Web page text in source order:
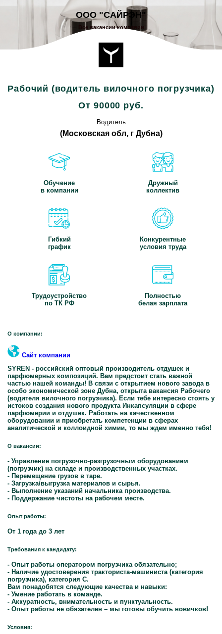
ООО "САЙРЭН"
Все вакансии компании
Рабочий (водитель вилочного погрузчика)
От 90000 руб.
Водитель
(Московская обл, г Дубна)
Обучение
в компании
Дружный
коллектив
Гибкий
график
Конкурентные
условия труда
Трудоустройство
по ТК РФ
Полностью
белая зарплата
О компании:
Сайт компании
SYREN - российский оптовый производитель отдушек и
парфюмерных композиций. Вам предстоит стать важной
частью нашей команды! В связи с открытием нового завода в
особо экономической зоне Дубна, открыта вакансия Рабочего
(водителя вилочного погрузчика). Если тебе интересно стоять у
истоков создания нового продукта Инкапсуляции в сфере
парфюмерии и отдушек. Работать на качественном
оборудовании и приобретать компетенции в сферах
аналитической и коллоидной химии, то мы ждем именно тебя!
О вакансии:
- Управление погрузочно-разгрузочным оборудованием
(погрузчик) на складе и производственных участках.
- Перемещение грузов в таре.
- Загрузка/выгрузка материалов и сырья.
- Выполнение указаний начальника производства.
- Поддержание чистоты на рабочем месте.
Опыт работы:
От 1 года до 3 лет
Требования к кандидату:
- Опыт работы оператором погрузчика обязательно;
- Наличие удостоверения тракториста-машиниста (категория
погрузчика), категория С.
Вам понадобятся следующие качества и навыки:
- Умение работать в команде.
- Аккуратность, внимательность и пунктуальность.
- Опыт работы не обязателен – мы готовы обучить новичков!
Условия: